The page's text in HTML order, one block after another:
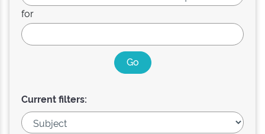
for
Current filters: